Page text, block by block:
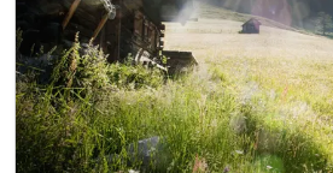
inkl. Nutzung der Fitnesslounge
Beratung & Wanderinfomaterial